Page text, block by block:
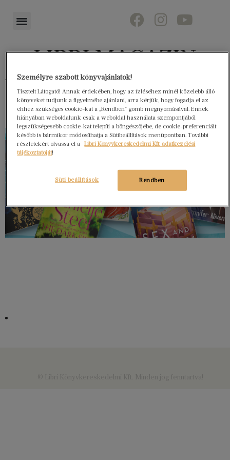
Könyvektől az olvasókig
Személyre szabott könyvajánlatok!
Tisztelt Látogató! Annak érdekében, hogy az ízléséhez minél közelebb álló
könyveket tudjunk a figyelmébe ajánlani, arra kérjük, hogy fogadja el az
ehhez szükséges cookie-kat a „Rendben” gomb megnyomásával. Ennek
hiányában weboldalunk csak a weboldal használata szempontjából
legszükségesebb cookie-kat telepíti a böngészőjébe, de cookie-preferenciáit
később is bármikor módosíthatja a Sütibeállítások menüpontban. További
részletekért olvassa el a
Libri Könyvkereskedelmi Kft. adatkezelési
tájékoztatóját!
Rendben
Süti beállítások